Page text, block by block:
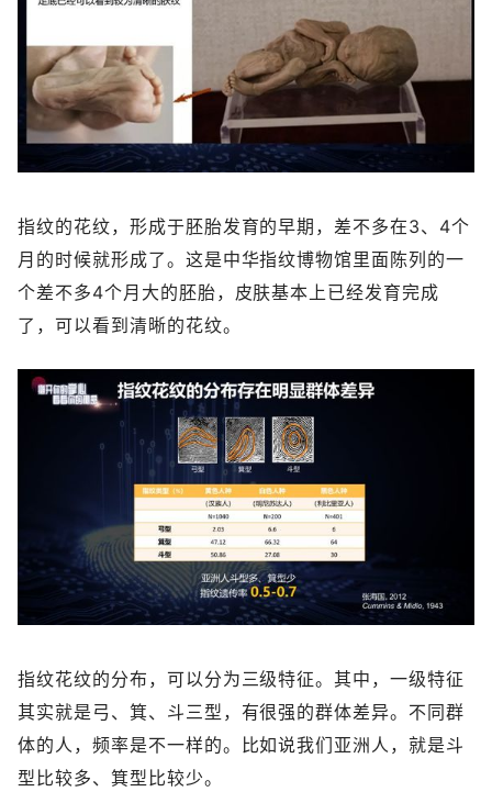
指纹的花纹，形成于胚胎发育的早期，差不多在3、4个
月的时候就形成了。这是中华指纹博物馆里面陈列的一
个差不多4个月大的胚胎，皮肤基本上已经发育完成
了，可以看到清晰的花纹。
指纹花纹的分布，可以分为三级特征。其中，一级特征
其实就是弓、箕、斗三型，有很强的群体差异。不同群
体的人，频率是不一样的。比如说我们亚洲人，就是斗
型比较多、箕型比较少。